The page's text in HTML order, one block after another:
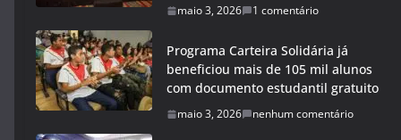
maio 3, 2026 1 comentário
Programa Carteira Solidária já
beneficiou mais de 105 mil alunos
com documento estudantil gratuito
maio 3, 2026 nenhum comentário